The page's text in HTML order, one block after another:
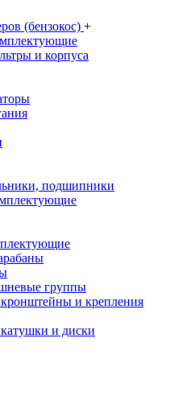
(бензокос) +
и корпуса
подшипники
группы
и крепления
и диски